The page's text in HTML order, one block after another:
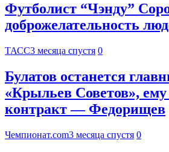
Футболист “Чэнду”
доброжелательность
ТАСС3 месяца спустя 0
Булатов останется
«Крыльев Советов»,
контракт — Федорищев
Чемпионат.com3 месяца спустя 0